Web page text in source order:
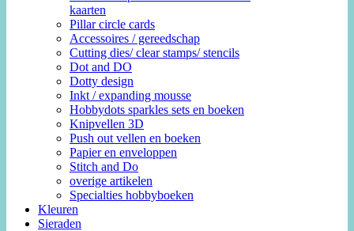
kaarten
Pillar circle cards
Accessoires / gereedschap
Cutting dies/ clear stamps/ stencils
Dot and DO
Dotty design
Inkt / expanding mousse
Hobbydots sparkles sets en boeken
Knipvellen 3D
Push out vellen en boeken
Papier en enveloppen
Stitch and Do
overige artikelen
Specialties hobbyboeken
Kleuren
Sieraden